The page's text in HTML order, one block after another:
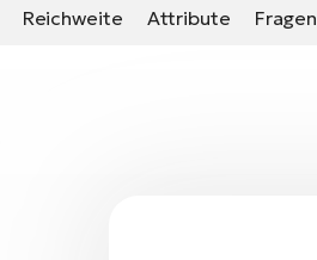
Reichweite Attribute Fragen